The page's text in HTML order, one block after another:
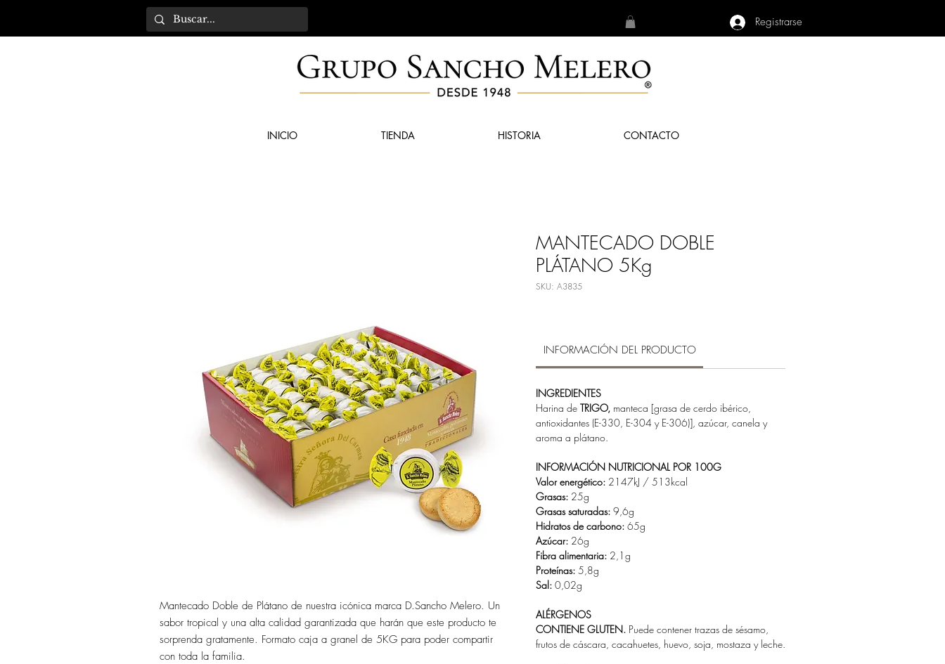
Registrarse
INICIO TIENDA HISTORIA CONTACTO
Mantecado Doble de Plátano de nuestra icónica marca D.Sancho Melero. Un
sabor tropical y una alta calidad garantizada que harán que este producto te
sorprenda gratamente. Formato caja a granel de 5KG para poder compartir
con toda la familia.
MANTECADO DOBLE
PLÁTANO 5Kg
SKU: A3835
INFORMACIÓN DEL PRODUCTO
INGREDIENTES
Harina de TRIGO, manteca [grasa de cerdo ibérico,
antioxidantes (E-330, E-304 y E-306)], azúcar, canela y
aroma a plátano.
INFORMACIÓN NUTRICIONAL POR 100G
Valor energético: 2147kJ / 513kcal
Grasas: 25g
Grasas saturadas: 9,6g
Hidratos de carbono: 65g
Azúcar: 26g
Fibra alimentaria: 2,1g
Proteínas: 5,8g
Sal: 0,02g
ALÉRGENOS
CONTIENE GLUTEN. Puede contener trazas de sésamo,
frutos de cáscara, cacahuetes, huevo, soja, mostaza y leche.